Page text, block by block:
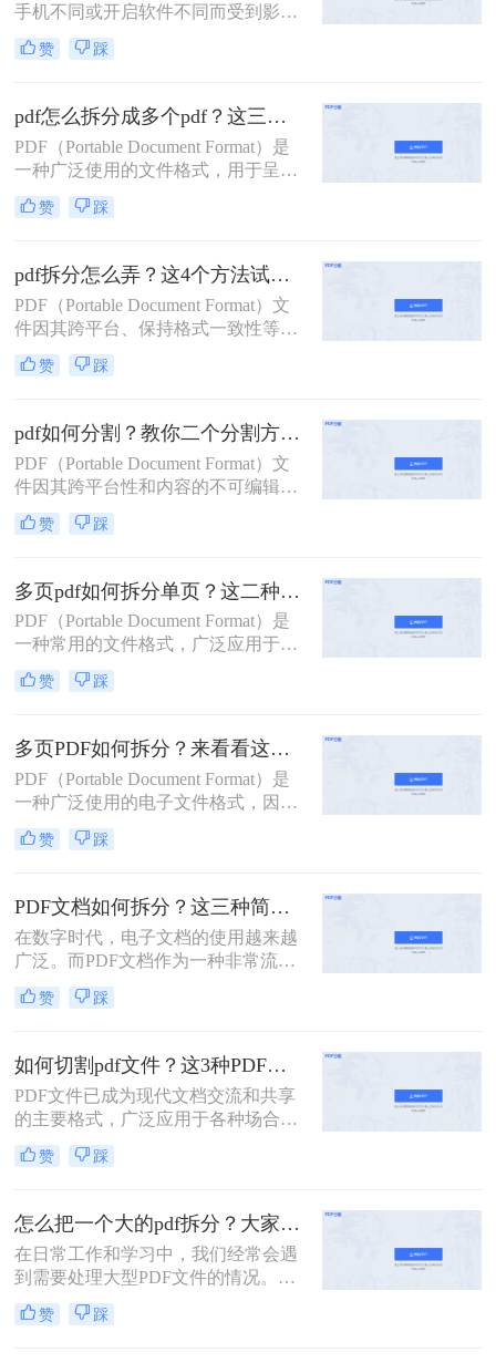
手机不同或开启软件不同而受到影
响，因此我们经常使用PDF来传输文
件。但是，经常会遇到一种情况，需
部分内容，有些内容并不方便给他人
看。因此，此时最好的办法就是把它
拆分。所以，怎么将pdf拆分成多个
呢？以下是3种有用的PDF拆分方法，
一起来看看吧。
赞 踩
pdf怎么拆分成多个pdf？这三种方法教你轻松拆分！
PDF（Portable Document Format）是
一种广泛使用的文件格式，用于呈现
文档，因为它可以保持原始文档的格
式和布局，不受操作系统、软件或硬
将一个大型PDF文件拆分成多个较小
的PDF文件，以便于传输、编辑或阅
读。那么pdf怎么拆分成多个pdf呢？
本文将介绍三种拆分PDF的方法，并
提供一些实用技巧。
赞 踩
pdf拆分怎么弄？这4个方法试试看吧！
PDF（Portable Document Format）文
件因其跨平台、保持格式一致性等特
点，在办公和学习中得到了广泛应
用。然而，有时我们需要将一个较大
于分享、管理或打印。那么pdf拆分怎
么弄呢？本文将详细介绍几种常见的
PDF拆分方法，帮助您轻松完成PDF
文件的拆分工作。
赞 踩
pdf如何分割？教你二个分割方法！
PDF（Portable Document Format）文
件因其跨平台性和内容的不可编辑
性，在日常工作和学习中得到了广泛
应用。然而，有时我们需要将较大的
便于管理、传输或打印。那么pdf如何
分割呢？本文将详细介绍几种PDF分
割的方法，帮助您轻松完成这一任
务。
赞 踩
多页pdf如何拆分单页？这二种方法可以有效解决你的问题！
PDF（Portable Document Format）是
一种常用的文件格式，广泛应用于文
档分享、电子书、合同签署等领域。
然而，有时我们可能需要将一个包含
页PDF文件，以便于更灵活地管理和
使用。那么多页pdf如何拆分单页呢？
本文将详细介绍几种拆分多页PDF为
单页PDF的方法，帮助读者轻松应对
这一需求。
赞 踩
多页PDF如何拆分？来看看这三个PDF拆分方法！
PDF（Portable Document Format）是
一种广泛使用的电子文件格式，因其
跨平台、不易修改的特性而备受青
睐。然而，有时我们可能需要对一个
单独处理或分享其中的某一部分。那
么多页pdf如何拆分呢？本文将详细介
绍几种拆分多页PDF的方法，帮助读
者轻松应对这一需求。
赞 踩
PDF文档如何拆分？这三种简单方法可以学习！
在数字时代，电子文档的使用越来越
广泛。而PDF文档作为一种非常流行
的电子文档格式，常常用于存储和传
输各种类型的文件。然而，有时候我
时候就需要将PDF文档拆分为多个部
分。本文将介绍PDF文档如何拆分，
并提供了几种实用的方法。
赞 踩
如何切割pdf文件？这3种PDF分割方法很简单!
PDF文件已成为现代文档交流和共享
的主要格式，广泛应用于各种场合，
如商务、教育、科研等。但是，PDF
文件通常比较大，内容较多，如果需
往往会比较麻烦。为了解决这些问
题，我们需要一款方便易用的PDF文
件切割工具。那么如何切割pdf文件？
一个工具轻松搞定！一起来看看吧。
赞 踩
怎么把一个大的pdf拆分？大家试试这二种常用方法！
在日常工作和学习中，我们经常会遇
到需要处理大型PDF文件的情况。当
这些文件过于庞大，包含多个章节或
页面时，我们可能会希望将其拆分成
赞 踩